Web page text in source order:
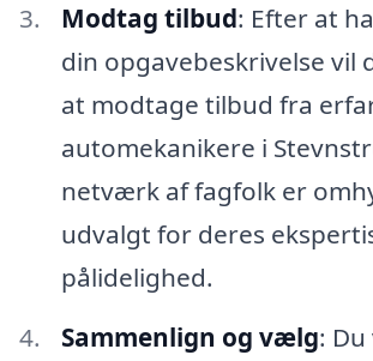
Modtag tilbud: Efter at
din opgavebeskrivelse vil
at modtage tilbud fra
automekanikere i
netværk af fagfolk er
udvalgt for deres
pålidelighed.
Sammenlign og vælg: